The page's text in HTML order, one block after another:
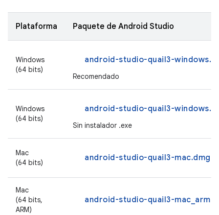
Plataforma Paquete de Android Studio
Windows
(64 bits)
android-studio-quail3-
Recomendado
Windows
(64 bits)
android-studio-quail3-
Sin instalador .exe
Mac
(64 bits)
android-studio-quail3-mac.dmg
Mac
(64 bits,
ARM)
android-studio-quail3-